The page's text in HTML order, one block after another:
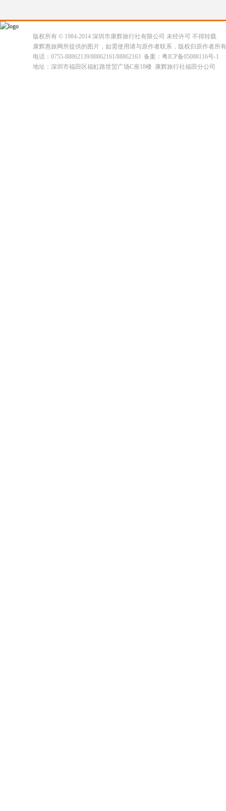
版权所有 © 1984-2014 深圳市康辉旅行社有限公司 未经许可 不得转载
康辉惠旅网所提供的图片，如需使用请与原作者联系，版权归原作者所
电话：0755-88862139/88862161/88862163 备案：粤ICP备05088116号-1
地址：深圳市福田区福虹路世贸广场C座18楼 康辉旅行社福田分公司